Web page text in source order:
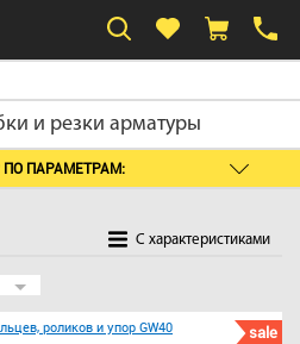
и резки арматуры
ПАРАМЕТРАМ:
C характеристиками
24
sale
роликов и упор GW40